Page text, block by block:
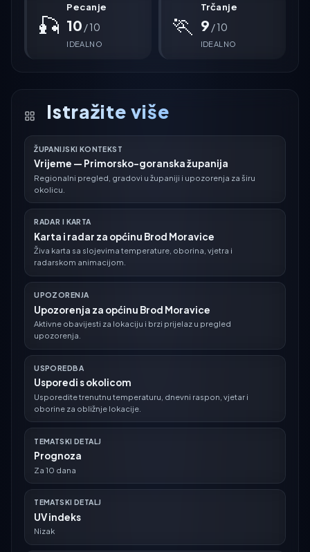
🎣
Pecanje
10 / 10
IDEALNO
🏃
Trčanje
9 / 10
IDEALNO
Istražite više
ŽUPANIJSKI KONTEKST
Vrijeme — Primorsko-goranska županija
Regionalni pregled, gradovi u županiji i upozorenja za širu
okolicu.
RADAR I KARTA
Karta i radar za općinu Brod Moravice
Živa karta sa slojevima temperature, oborina, vjetra i
radarskom animacijom.
UPOZORENJA
Upozorenja za općinu Brod Moravice
Aktivne obavijesti za lokaciju i brzi prijelaz u pregled
upozorenja.
USPOREDBA
Usporedi s okolicom
Usporedite trenutnu temperaturu, dnevni raspon, vjetar i
oborine za obližnje lokacije.
TEMATSKI DETALJ
Prognoza
Za 10 dana
TEMATSKI DETALJ
UV indeks
Nizak